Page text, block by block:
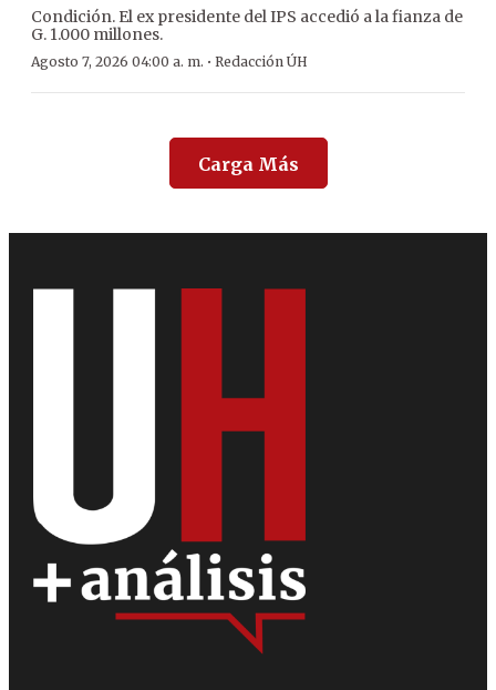
Condición. El ex presidente del IPS accedió a la fianza de
G. 1.000 millones.
Agosto 7, 2026 04:00 a. m. · Redacción ÚH
Carga Más